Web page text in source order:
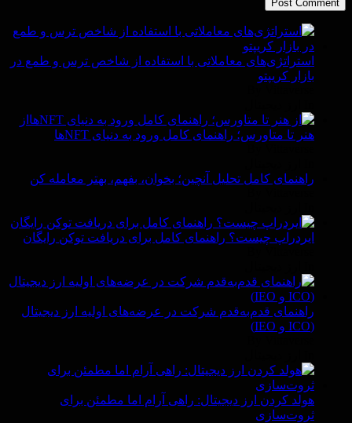
استراتژی‌های معاملاتی با استفاده از شاخص ترس و طمع در
بازار کریپتو
از
هنر تا متاورس؛ راهنمای کامل ورود به دنیای NFTها
راهنمای کامل تحلیل آنچین؛ بخوان، بفهم، بهتر معامله کن
ایردراپ چیست؟ راهنمای کامل برای دریافت توکن رایگان
راهنمای قدم‌به‌قدم شرکت در عرضه‌های اولیه ارز دیجیتال
(ICO و IEO)
هولد کردن ارز دیجیتال: راهی آرام اما مطمئن برای
ثروت‌سازی